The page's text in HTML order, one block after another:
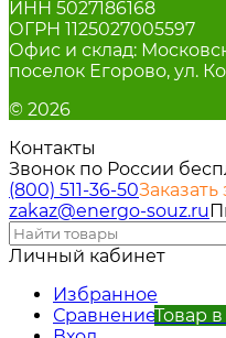
ИНН 5027186168
ОГРН 1125027005597
Офис и склад:
поселок Егорово, ул.
© 2026
Контакты
Звонок по России
(800) 511-36-50Заказать
zakaz@energo-souz.ru
Личный кабинет
Избранное
СравнениеТовар